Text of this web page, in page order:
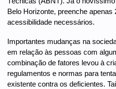
Belo Horizonte, preenche apenas
acessibilidade necessários.
Importantes mudanças na
em relação às pessoas com
combinação de fatores levou à
regulamentos e normas para
existente contra os deficientes.